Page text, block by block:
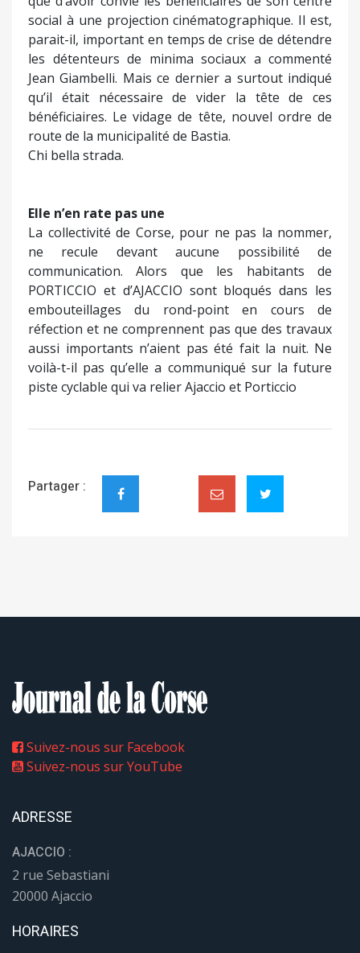
social à une projection cinématographique. Il est,
parait-il, important en temps de crise de détendre
les détenteurs de minima sociaux a commenté
Jean Giambelli. Mais ce dernier a surtout indiqué
qu’il était nécessaire de vider la tête de ces
bénéficiaires. Le vidage de tête, nouvel ordre de
route de la municipalité de Bastia.
Chi bella strada.
Elle n’en rate pas une
La collectivité de Corse, pour ne pas la nommer,
ne recule devant aucune possibilité de
communication. Alors que les habitants de
PORTICCIO et d’AJACCIO sont bloqués dans les
embouteillages du rond-point en cours de
réfection et ne comprennent pas que des travaux
aussi importants n’aient pas été fait la nuit. Ne
voilà-t-il pas qu’elle a communiqué sur la future
piste cyclable qui va relier Ajaccio et Porticcio
Partager :
Suivez-nous sur Facebook
Suivez-nous sur YouTube
ADRESSE
AJACCIO :
2 rue Sebastiani
20000 Ajaccio
HORAIRES